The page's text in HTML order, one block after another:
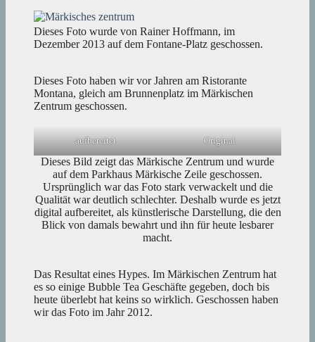
Dieses Foto wurde von Rainer Hoffmann, im
Dezember 2013 auf dem Fontane-Platz geschossen.
Dieses Foto haben wir vor Jahren am Ristorante
Montana, gleich am Brunnenplatz im Märkischen
Zentrum geschossen.
aufbereitet Original
Dieses Bild zeigt das Märkische Zentrum und wurde
auf dem Parkhaus Märkische Zeile geschossen.
Ursprünglich war das Foto stark verwackelt und die
Qualität war deutlich schlechter. Deshalb wurde es jetzt
digital aufbereitet, als künstlerische Darstellung, die den
Blick von damals bewahrt und ihn für heute lesbarer
macht.
Das Resultat eines Hypes. Im Märkischen Zentrum hat
es so einige Bubble Tea Geschäfte gegeben, doch bis
heute überlebt hat keins so wirklich. Geschossen haben
wir das Foto im Jahr 2012.